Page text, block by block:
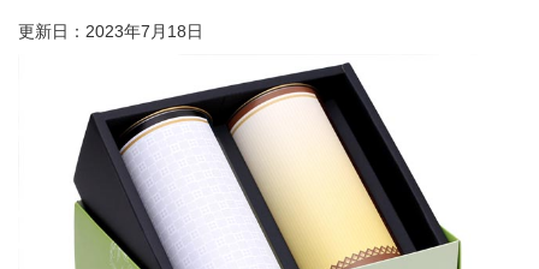
更新日： 2023年7月18日